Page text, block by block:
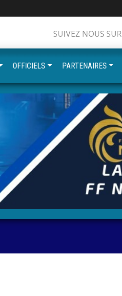
SUIVEZ NOUS SUR
OFFICIELS PARTENAIRES